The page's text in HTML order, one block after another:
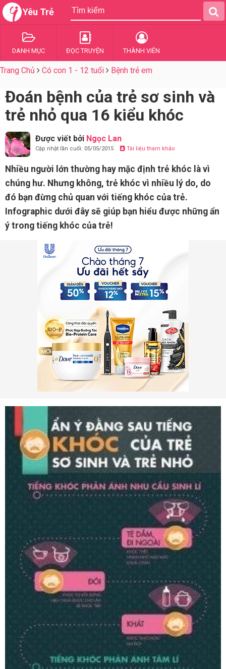
Yêu Trẻ
DANH MỤC ĐỌC TRUYỆN THÀNH VIÊN
Trang Chủ Có con 1 - 12 tuổi Bệnh trẻ em
Đoán bệnh của trẻ sơ sinh và
trẻ nhỏ qua 16 kiểu khóc
Được viết bởi Ngọc Lan
Cập nhật lần cuối: 05/05/2015 Tài liệu tham khảo
Nhiều người lớn thường hay mặc định trẻ khóc là vì
chúng hư. Nhưng không, trẻ khóc vì nhiều lý do, do
đó bạn đừng chủ quan với tiếng khóc của trẻ.
Infographic dưới đây sẽ giúp bạn hiểu được những ẩn
ý trong tiếng khóc của trẻ!